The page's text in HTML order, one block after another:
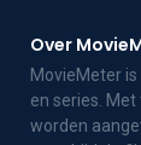
Over
MovieMeter
en series.
worden